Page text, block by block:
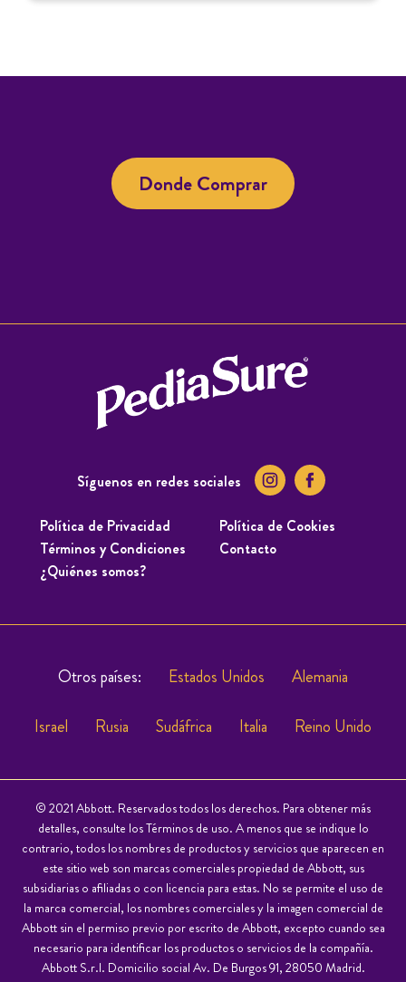
Donde Comprar
Política de Privacidad
Política de Cookies
Términos y Condiciones
Contacto
¿Quiénes somos?
Síguenos en redes sociales
Otros países: Estados Unidos Alemania
Israel Rusia Sudáfrica Italia Reino Unido
© 2021 Abbott. Reservados todos los derechos. Para obtener más
detalles, consulte los Términos de uso. A menos que se indique lo
contrario, todos los nombres de productos y servicios que aparecen en
este sitio web son marcas comerciales propiedad de Abbott, sus
subsidiarias o afiliadas o con licencia para estas. No se permite el uso de
la marca comercial, los nombres comerciales y la imagen comercial de
Abbott sin el permiso previo por escrito de Abbott, excepto cuando sea
necesario para identificar los productos o servicios de la compañía.
Abbott S.r.l. Domicilio social Av. De Burgos 91, 28050 Madrid.